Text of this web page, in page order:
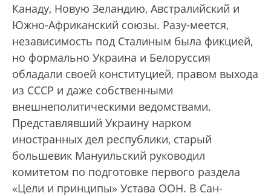
Канаду, Новую Зеландию, Австралийский и
Южно-Африканский союзы. Разу-меется,
независимость под Сталиным была фикцией,
но формально Украина и Белоруссия
обладали своей конституцией, правом выхода
из СССР и даже собственными
внешнеполитическими ведомствами.
Представлявший Украину нарком
иностранных дел республики, старый
большевик Мануильский руководил
комитетом по подготовке первого раздела
«Цели и принципы» Устава ООН. В Сан-